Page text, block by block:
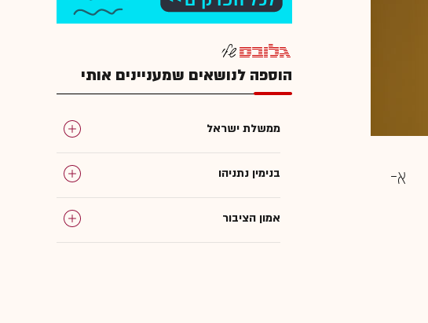
הוספה לנושאים שמעניינים אותי
ממשלת ישראל
בנימין נתניהו
אמון הציבור